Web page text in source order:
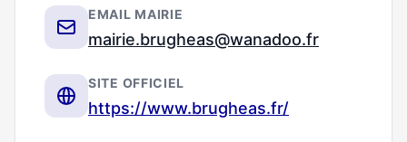
EMAIL MAIRIE
mairie.brugheas@wanadoo.fr
SITE OFFICIEL
https://www.brugheas.fr/